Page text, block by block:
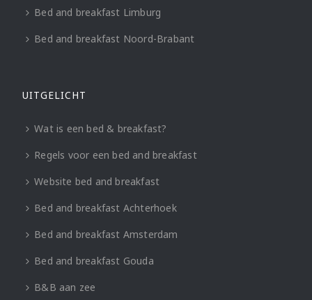
Bed and breakfast Limburg
Bed and breakfast Noord-Brabant
UITGELICHT
Wat is een bed & breakfast?
Regels voor een bed and breakfast
Website bed and breakfast
Bed and breakfast Achterhoek
Bed and breakfast Amsterdam
Bed and breakfast Gouda
B&B aan zee